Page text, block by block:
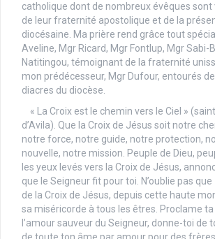
catholique dont de nombreux évêques
de leur fraternité apostolique et de la
diocésaine. Ma prière rend grâce tout
Aveline, Mgr Ricard, Mgr Fontlup, Mgr Sabi-
Natitingou, témoignant de la fraternité
mon prédécesseur, Mgr Dufour, entourés
diacres du diocèse.
« La Croix est le chemin vers le Ciel »
d’Avila). Que la Croix de Jésus soit notre
notre force, notre guide, notre protection,
nouvelle, notre mission. Peuple de Dieu,
les yeux levés vers la Croix de Jésus,
que le Seigneur fit pour toi. N’oublie pas
de la Croix de Jésus, depuis cette haute
sa miséricorde à tous les êtres. Proclame
l’amour sauveur du Seigneur, donne-toi